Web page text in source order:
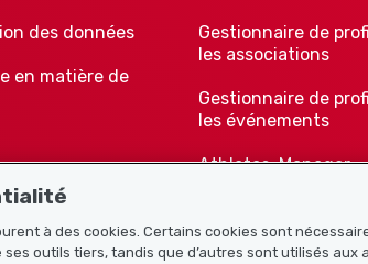
des données
en matière de
Gestionnaire de
les associations
Gestionnaire de
les événements
Athletes-Manager
associations
à des cookies. Certains cookies sont
outils tiers, tandis que d’autres sont utilisés aux